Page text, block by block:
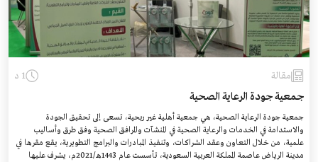
مقالة 1 د
جمعية جودة الرعاية الصحية
جمعية جودة الرعاية الصحية، هي جمعية أهلية غير ربحية، تسعى إلى تحقيق الجودة
والاستدامة في الخدمات والرعاية الصحية في المنشآت والمرافق الصحية وفق طرق وأساليب
علمية، من خلال التعاون وعقد الشراكات، وتنفيذ المبادرات والبرامج التطويرية، يقع مقرها في
مدينة الرياض عاصمة المملكة العربية السعودية، تأسست عام 1443هـ/2021م، يشرف عليها